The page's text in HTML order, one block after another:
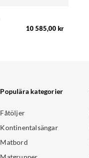
10 585,00 kr
Populära kategorier
Fåtöljer
Kontinentalsängar
Matbord